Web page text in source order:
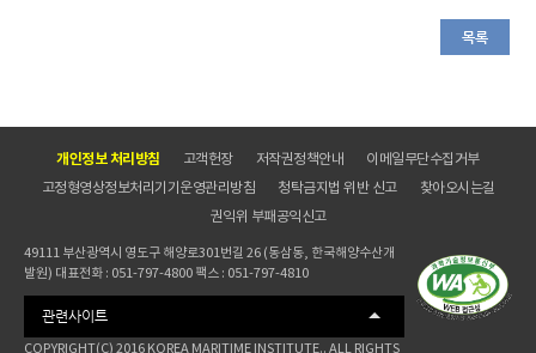
목록
개인정보 처리방침 고객헌장 저작권정책안내
이메일무단수집거부
고정형영상정보처리기기운영관리방침
청탁금지법 위반 신고
찾아오시는길
권익위 부패공익신고
49111 부산광역시 영도구 해양로301번길 26 (동삼동, 한국해양수산개
발원) 대표전화 : 051-797-4800 팩스 : 051-797-4810
관련사이트
COPYRIGHT(C) 2016 KOREA MARITIME INSTITUTE.. ALL RIGHTS